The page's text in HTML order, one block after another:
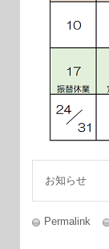
お知らせ
Permalink